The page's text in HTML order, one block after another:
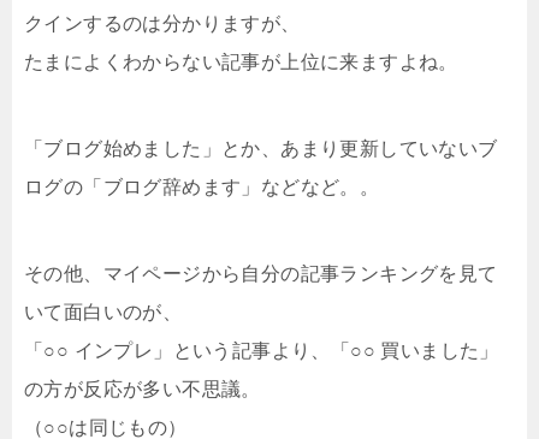
クインするのは分かりますが、
たまによくわからない記事が上位に来ますよね。
「ブログ始めました」とか、あまり更新していないブ
ログの「ブログ辞めます」などなど。。
その他、マイページから自分の記事ランキングを見て
いて面白いのが、
「○○ インプレ」という記事より、「○○ 買いました」
の方が反応が多い不思議。
（○○は同じもの）